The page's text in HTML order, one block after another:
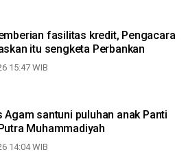
fasilitas kredit, Pengacara
itu sengketa Perbankan
15:47 WIB
Agam santuni puluhan anak Panti
Muhammadiyah
14:04 WIB